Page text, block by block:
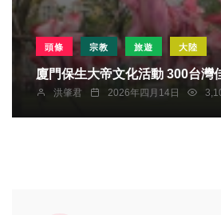
頭條 宗教 旅遊 大陸
廈門保生大帝文化活
洪肇君 2026年四月14日